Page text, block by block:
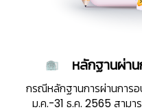
หลักฐานผ่า
กรณีหลักฐานการผ่านการ
ม.ค.-31 ธ.ค. 2565 สามา